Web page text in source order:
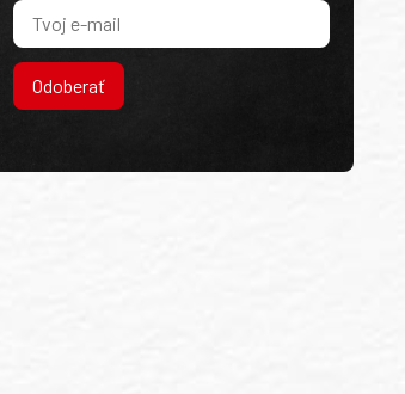
Odoberať